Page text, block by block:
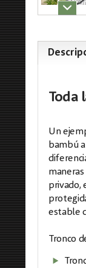
Toda
Un
bambú
privado,
estable
Tronco